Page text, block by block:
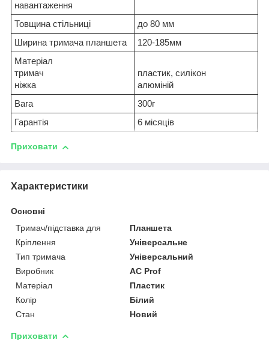
навантаження
Товщина стільниці
до 80 мм
Ширина тримача планшета
120-185мм
Матеріал
тримач
ніжка
пластик, силікон
алюміній
Вага
300г
Гарантія
6 місяців
Приховати
Характеристики
Основні
Тримач/підставка для
Планшета
Кріплення
Універсальне
Тип тримача
Універсальний
Виробник
AC Prof
Матеріал
Пластик
Колір
Білий
Стан
Новий
Приховати